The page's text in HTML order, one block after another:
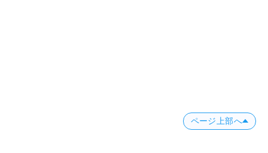
ページ上部へ